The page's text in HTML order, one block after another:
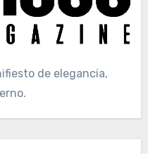
de elegancia,